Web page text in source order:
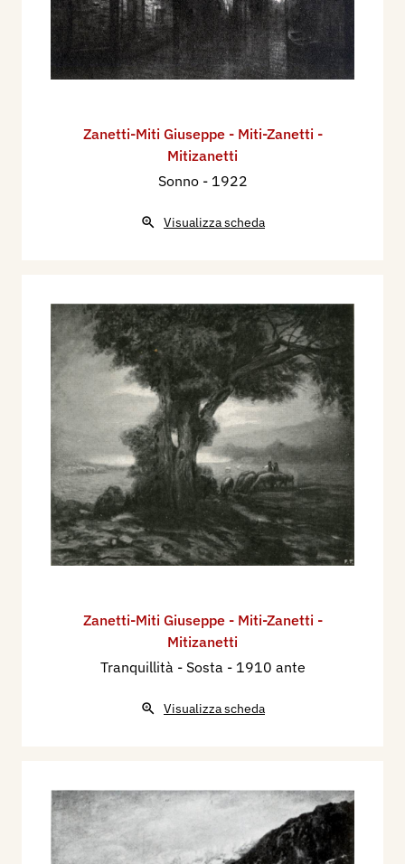
Zanetti-Miti Giuseppe - Miti-Zanetti -
Mitizanetti
Sonno - 1922
Visualizza scheda
Zanetti-Miti Giuseppe - Miti-Zanetti -
Mitizanetti
Tranquillità - Sosta - 1910 ante
Visualizza scheda